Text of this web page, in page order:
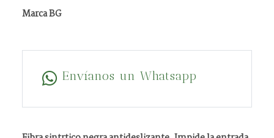
Marca BG
Envíanos un Whatsapp